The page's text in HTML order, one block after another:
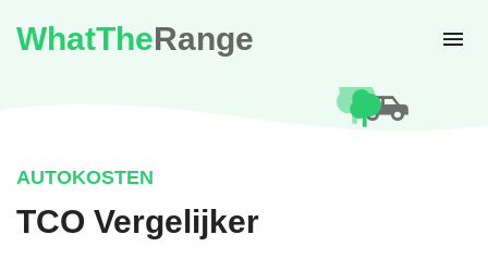
WhatTheRange
AUTOKOSTEN
TCO Vergelijker